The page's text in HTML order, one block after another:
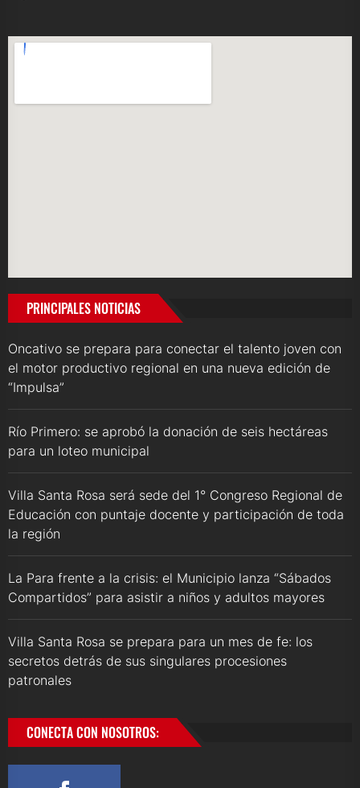
PRINCIPALES NOTICIAS
Oncativo se prepara para conectar el talento joven con
el motor productivo regional en una nueva edición de
“Impulsa”
Río Primero: se aprobó la donación de seis hectáreas
para un loteo municipal
Villa Santa Rosa será sede del 1° Congreso Regional de
Educación con puntaje docente y participación de toda
la región
La Para frente a la crisis: el Municipio lanza “Sábados
Compartidos” para asistir a niños y adultos mayores
Villa Santa Rosa se prepara para un mes de fe: los
secretos detrás de sus singulares procesiones
patronales
CONECTA CON NOSOTROS: